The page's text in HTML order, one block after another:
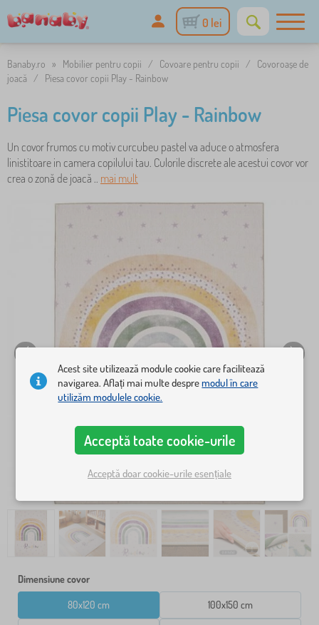
0 lei
Banaby.ro » Mobilier pentru copii / Covoare pentru copii /
Covoroașe de
joacă
/ Piesa covor copii Play - Rainbow
Piesa covor copii Play - Rainbow
Un covor frumos cu motiv curcubeu pastel va aduce o atmosfera
linistitoare in camera copilului tau. Culorile discrete ale acestui covor vor
crea o zonă de joacă .. mai mult
Dimensiune covor
80x120 cm 100x150 cm
Acest site utilizează module cookie care facilitează
navigarea. Aflați mai multe despremodul în care
utilizăm modulele cookie.
Acceptă toate cookie-urile
Acceptă doar cookie-urile esențiale